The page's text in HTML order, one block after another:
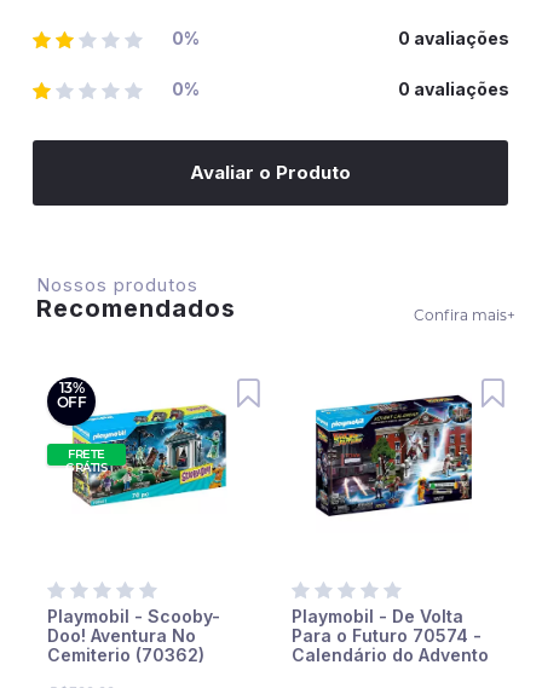
0% 0 avaliações
0% 0 avaliações
Avaliar o Produto
Nossos produtos
Recomendados Confira mais+
13%
OFF
FRETE
GRÁTIS
Playmobil - Scooby-
Doo! Aventura No
Cemiterio (70362)
Playmobil - De Volta
Para o Futuro 70574 -
Calendário do Advento